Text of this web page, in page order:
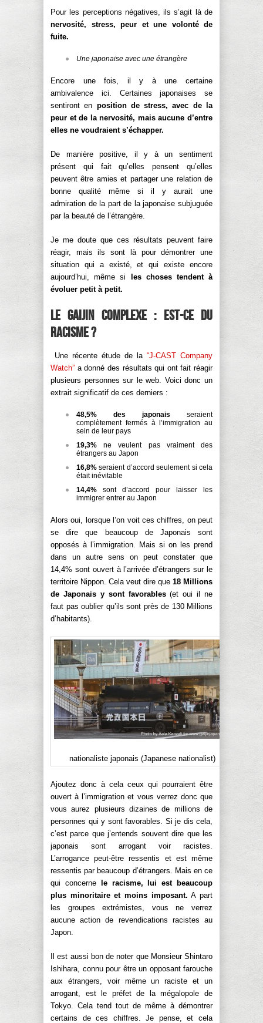
Pour les perceptions négatives, ils s’agit là de
nervosité, stress, peur et une volonté de
fuite.
Une japonaise avec une étrangère
Encore une fois, il y à une certaine
ambivalence ici. Certaines japonaises se
sentiront en position de stress, avec de la
peur et de la nervosité, mais aucune d’entre
elles ne voudraient s’échapper.
De manière positive, il y à un sentiment
présent qui fait qu’elles pensent qu’elles
peuvent être amies et partager une relation de
bonne qualité même si il y aurait une
admiration de la part de la japonaise subjuguée
par la beauté de l’étrangère.
Je me doute que ces résultats peuvent faire
réagir, mais ils sont là pour démontrer une
situation qui a existé, et qui existe encore
aujourd’hui, même si
les choses tendent à
évoluer petit à petit.
Le Gaijin Complexe : est-ce du
racisme ?
Une récente étude de la “J-CAST Company
Watch” a donné des résultats qui ont fait réagir
plusieurs personnes sur le web. Voici donc un
extrait significatif de ces derniers :
48,5% des japonais seraient
complètement fermés à l’immigration au
sein de leur pays
19,3% ne veulent pas vraiment des
étrangers au Japon
16,8% seraient d’accord seulement si cela
était inévitable
14,4% sont d’accord pour laisser les
immigrer entrer au Japon
Alors oui, lorsque l’on voit ces chiffres, on peut
se dire que beaucoup de Japonais sont
opposés à l’immigration. Mais si on les prend
dans un autre sens on peut constater que
14,4% sont ouvert à l’arrivée d’étrangers sur le
territoire Nippon. Cela veut dire que 18 Millions
de Japonais y sont favorables(et oui il ne
faut pas oublier qu’ils sont près de 130 Millions
d’habitants).
nationaliste japonais (Japanese nationalist)
Ajoutez donc à cela ceux qui pourraient être
ouvert à l’immigration et vous verrez donc que
vous aurez plusieurs dizaines de millions de
personnes qui y sont favorables. Si je dis cela,
c’est parce que j’entends souvent dire que les
japonais sont arrogant voir racistes.
L’arrogance peut-être ressentis et est même
ressentis par beaucoup d’étrangers. Mais en ce
qui concerne
le racisme, lui est beaucoup
plus minoritaire et moins imposant. A part
les groupes extrémistes, vous ne verrez
aucune action de revendications racistes au
Japon.
Il est aussi bon de noter que Monsieur Shintaro
Ishihara, connu pour être un opposant farouche
aux étrangers, voir même un raciste et un
arrogant, est le préfet de la mégalopole de
Tokyo. Cela tend tout de même à démontrer
certains de ces chiffres. Je pense, et cela